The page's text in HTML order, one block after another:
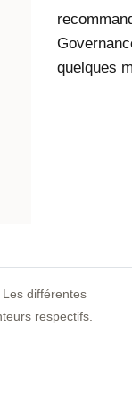
quelques
différentes
respectifs.